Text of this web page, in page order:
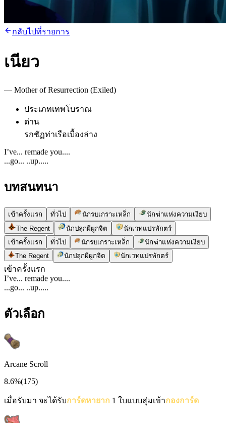
กลับไปที่รายการ
เนียว
— Mother of Resurrection (Exiled)
ประเภทเทพโบราณ
ด่าน
รกชัฏท่าเรือเบื้องล่าง
I’ve... remade you....
...go... ..up.....
บทสนทนา
เข้าครั้งแรก ทั่วไป นักรบเกราะเหล็ก
นักฆ่าแห่งความเงียบ
The Regent
นักปลุกผีผูกจิต
นักเวทแปรพักตร์
เข้าครั้งแรก
ทั่วไป นักรบเกราะเหล็ก
นักฆ่าแห่งความเงียบ
The Regent
นักปลุกผีผูกจิต นักเวทแปรพักตร์
เข้าครั้งแรก
I’ve... remade you....
...go... ..up.....
ตัวเลือก
Arcane Scroll
8.6%(175)
เมื่อรับมา จะได้รับการ์ดหายาก 1 ใบแบบสุ่มเข้ากองการ์ด